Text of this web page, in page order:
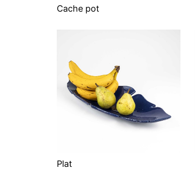
Cache pot
Plat